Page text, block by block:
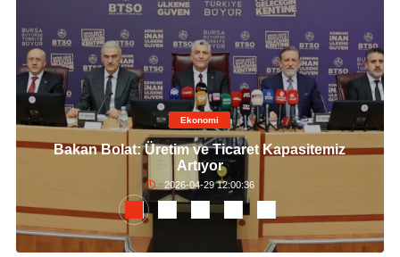
Ekonomi
Bakan Bolat: Üretim ve Ticaret Kapasitemiz
Artıyor
2026-04-29 12:00:36